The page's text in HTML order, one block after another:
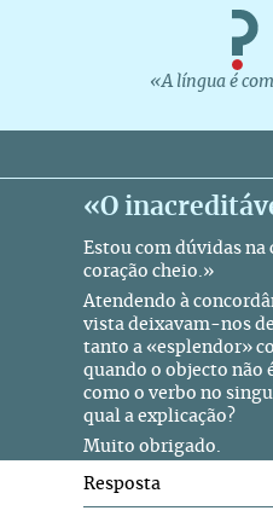
«A língua é
«O
Estou com dúvidas
coração cheio.»
Atendendo à
vista deixavam-nos
tanto a «esplendor»
quando o objecto não
como o verbo no
qual a explicação?
Muito obrigado.
Resposta